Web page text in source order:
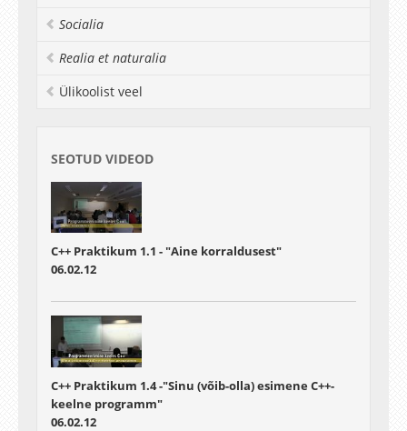
Socialia
Realia et naturalia
Ülikoolist veel
SEOTUD VIDEOD
C++ Praktikum 1.1 - "Aine korraldusest"
06.02.12
C++ Praktikum 1.4 -"Sinu (võib-olla) esimene C++-
keelne programm"
06.02.12